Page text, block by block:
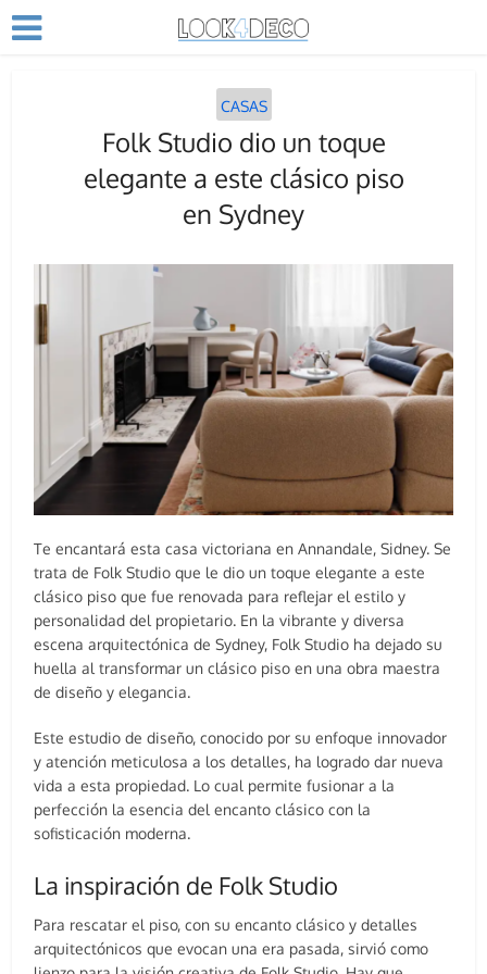
CASAS
Folk Studio dio un toque
elegante a este clásico piso
en Sydney
Te encantará esta casa victoriana en Annandale, Sidney. Se
trata de Folk Studio que le dio un toque elegante a este
clásico piso que fue renovada para reflejar el estilo y
personalidad del propietario. En la vibrante y diversa
escena arquitectónica de Sydney, Folk Studio ha dejado su
huella al transformar un clásico piso en una obra maestra
de diseño y elegancia.
Este estudio de diseño, conocido por su enfoque innovador
y atención meticulosa a los detalles, ha logrado dar nueva
vida a esta propiedad. Lo cual permite fusionar a la
perfección la esencia del encanto clásico con la
sofisticación moderna.
La inspiración de Folk Studio
Para rescatar el piso, con su encanto clásico y detalles
arquitectónicos que evocan una era pasada, sirvió como